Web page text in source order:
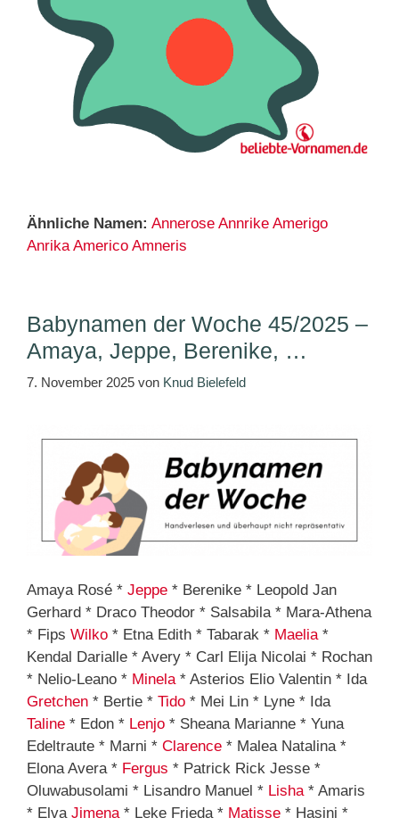
Ähnliche Namen: Annerose Annrike Amerigo
Anrika Americo Amneris
Babynamen der Woche 45/2025 –
Amaya, Jeppe, Berenike, …
7. November 2025 von Knud Bielefeld
Amaya Rosé * Jeppe * Berenike * Leopold Jan
Gerhard * Draco Theodor * Salsabila * Mara-Athena
* Fips Wilko * Etna Edith * Tabarak * Maelia *
Kendal Darialle * Avery * Carl Elija Nicolai * Rochan
* Nelio-Leano * Minela * Asterios Elio Valentin * Ida
Gretchen * Bertie * Tido * Mei Lin * Lyne * Ida
Taline * Edon * Lenjo * Sheana Marianne * Yuna
Edeltraute * Marni * Clarence * Malea Natalina *
Elona Avera * Fergus * Patrick Rick Jesse *
Oluwabusolami * Lisandro Manuel * Lisha * Amaris
* Elva Jimena * Leke Frieda * Matisse * Hasini *